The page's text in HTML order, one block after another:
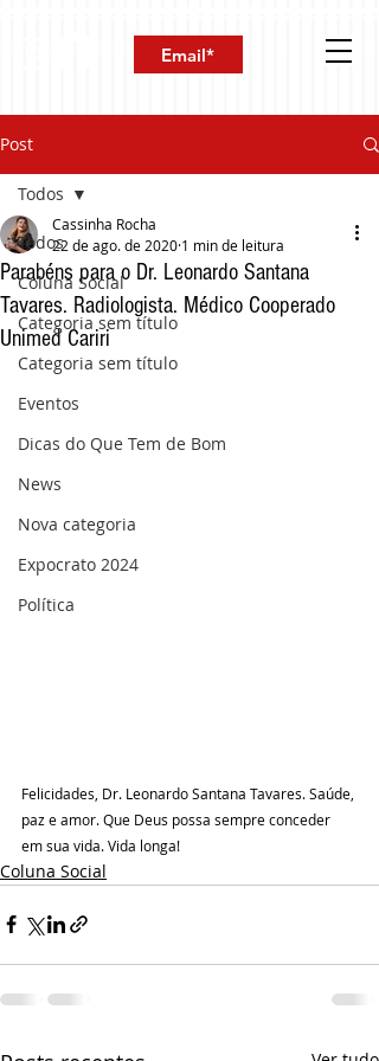
Post
Todos
Coluna Social
Categoria sem título
Categoria sem título
Eventos
Dicas do Que Tem de Bom
News
Nova categoria
Expocrato 2024
Política
Todos
Parabéns para o Dr. Leonardo Santana
Tavares. Radiologista. Médico Cooperado
Unimed Cariri
Cassinha Rocha
22 de ago. de 2020 1 min de leitura
Felicidades, Dr. Leonardo Santana Tavares. Saúde,
paz e amor. Que Deus possa sempre conceder
em sua vida. Vida longa!
Coluna Social